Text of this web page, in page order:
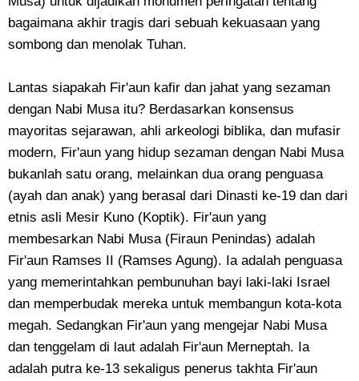
bagaimana akhir tragis dari sebuah kekuasaan yang
sombong dan menolak Tuhan.
Lantas siapakah Fir'aun kafir dan jahat yang sezaman
dengan Nabi Musa itu? Berdasarkan konsensus
mayoritas sejarawan, ahli arkeologi biblika, dan mufasir
modern, Fir'aun yang hidup sezaman dengan Nabi Musa
bukanlah satu orang, melainkan dua orang penguasa
(ayah dan anak) yang berasal dari Dinasti ke-19 dan dari
etnis asli Mesir Kuno (Koptik). Fir'aun yang
membesarkan Nabi Musa (Firaun Penindas) adalah
Fir'aun Ramses II (Ramses Agung). Ia adalah penguasa
yang memerintahkan pembunuhan bayi laki-laki Israel
dan memperbudak mereka untuk membangun kota-kota
megah. Sedangkan Fir'aun yang mengejar Nabi Musa
dan tenggelam di laut adalah Fir'aun Merneptah. Ia
adalah putra ke-13 sekaligus penerus takhta Fir'aun